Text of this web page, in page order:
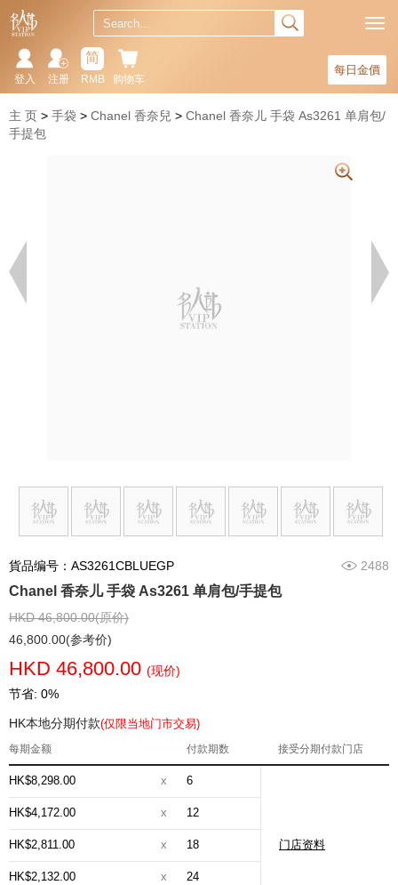
每日金價
购物车
简
RMB
注册
登入
主 页 手袋 Chanel 香奈兒
Chanel 香奈儿 手袋 As3261 单肩包/
手提包
貨品编号：AS3261CBLUEGP 2488
Chanel 香奈儿 手袋 As3261 单肩包/手提包
HKD 46,800.00(原价)
46,800.00(参考价)
HKD 46,800.00 (现价)
节省: 0%
HK本地分期付款(仅限当地门市交易)
每期金额 付款期数 接受分期付款门店
HK$8,298.00 x 6
门店资料
HK$4,172.00 x 12
HK$2,811.00 x 18
HK$2,132.00 x 24